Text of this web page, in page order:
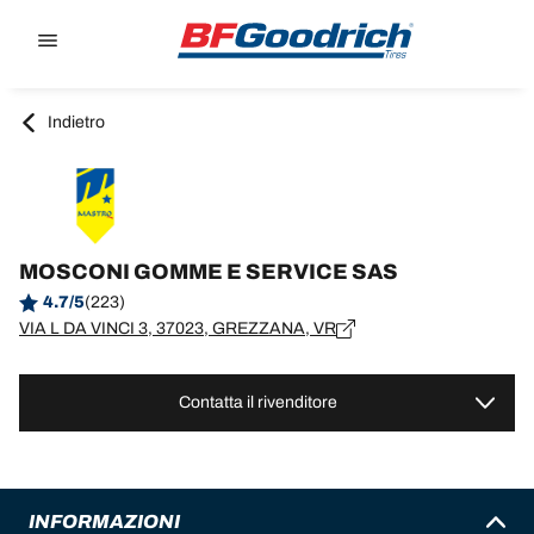
Indietro
MOSCONI GOMME E SERVICE SAS
4.7/5(223)
VIA L DA VINCI 3, 37023, GREZZANA, VR
Contatta il rivenditore
INFORMAZIONI